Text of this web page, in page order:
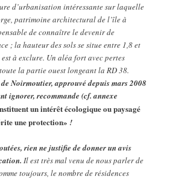
d’urbanisation intéressante sur laquelle
patrimoine architectural de l’île à
de connaître le devenir de
; la hauteur des sols se situe entre 1,8 et
à exclure. Un aléa fort avec pertes
la partie ouest longeant la RD 38.
Noirmoutier, approuvé depuis mars 2008
ignorer, recommande (cf. annexe
un intérêt écologique ou paysagé
une protection» !
rien ne justifie de donner un avis
Il est très mal venu de nous parler de
toujours, le nombre de résidences